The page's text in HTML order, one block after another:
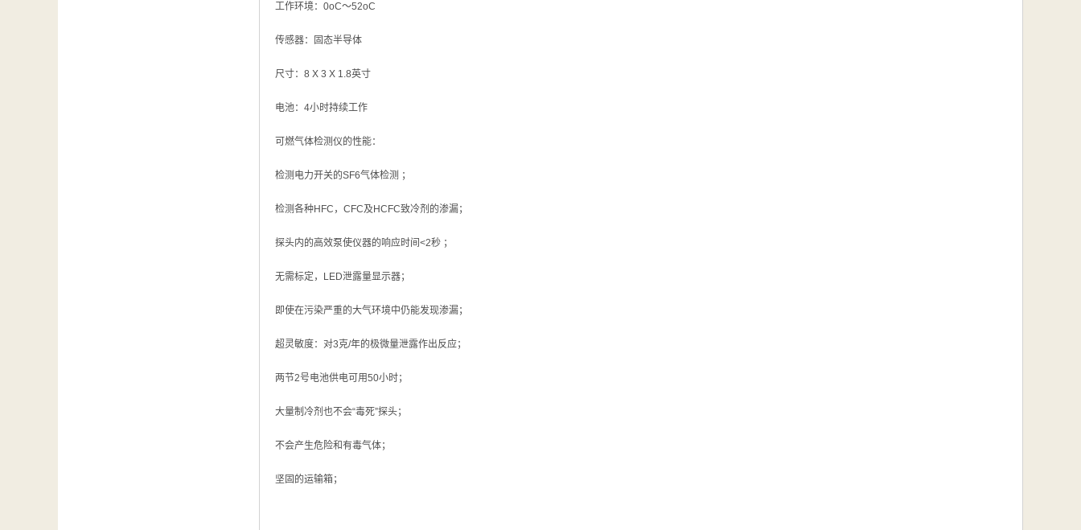
工作环境：0oC～52oC
传感器：固态半导体
尺寸：8 X 3 X 1.8英寸
电池：4小时持续工作
可燃气体检测仪的性能：
检测电力开关的SF6气体检测 ；
检测各种HFC，CFC及HCFC致冷剂的渗漏；
探头内的高效泵使仪器的响应时间<2秒 ；
无需标定，LED泄露量显示器；
即使在污染严重的大气环境中仍能发现渗漏；
超灵敏度：对3克/年的极微量泄露作出反应；
两节2号电池供电可用50小时；
大量制冷剂也不会“毒死”探头；
不会产生危险和有毒气体；
坚固的运输箱；